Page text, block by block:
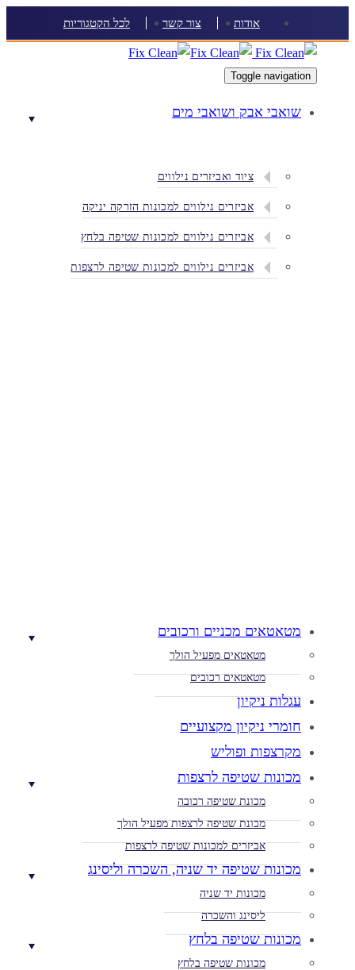
links
to
אודות צור קשר לכל הקטגוריות
Toggle navigation
שואבי אבק ושואבי מים
ציוד ואביזרים נילווים
אביזרים נילווים למכונות הזרקה יניקה
אביזרים נילווים למכונות שטיפה בלחץ
אביזרים נילווים למכונות שטיפה לרצפות
מטאטאים מכניים ורכובים
מטאטאים מפעיל הולך
מטאטאים רכובים
עגלות ניקיון
חומרי ניקיון מקצועיים
מקרצפות ופוליש
מכונות שטיפה לרצפות
מכונת שטיפה רכובה
מכונת שטיפה לרצפות מפעיל הולך
אביזרים למכונות שטיפה לרצפות
מכונות שטיפה יד שניה, השכרה וליסינג
מכונות יד שניה
ליסינג והשכרה
מכונות שטיפה בלחץ
מכונות שטיפה בלחץ